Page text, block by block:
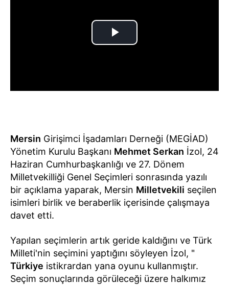
Mersin Girişimci İşadamları Derneği (MEGİAD)
Yönetim Kurulu Başkanı Mehmet Serkan İzol, 24
Haziran Cumhurbaşkanlığı ve 27. Dönem
Milletvekilliği Genel Seçimleri sonrasında yazılı
bir açıklama yaparak, Mersin Milletvekili seçilen
isimleri birlik ve beraberlik içerisinde çalışmaya
davet etti.
Yapılan seçimlerin artık geride kaldığını ve Türk
Milleti'nin seçimini yaptığını söyleyen İzol, "
Türkiye istikrardan yana oyunu kullanmıştır.
Seçim sonuçlarında görüleceği üzere halkımız